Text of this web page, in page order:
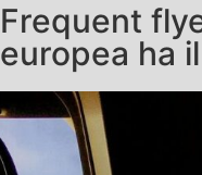
Frequent
europea ha